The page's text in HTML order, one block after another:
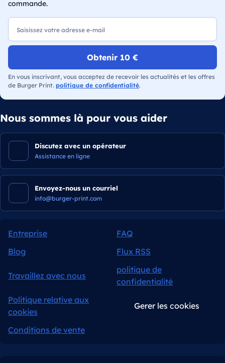
commande.
E-mail
Obtenir 10 €
En vous inscrivant, vous acceptez de recevoir les actualités et les offres
de Burger Print. politique de confidentialité.
Nous sommes là pour vous aider
Discutez avec un opérateur
Assistance en ligne
Envoyez-nous un courriel
info@burger-print.com
Entreprise
FAQ
Blog
Flux RSS
Travaillez avec nous
politique de
confidentialité
Politique relative aux
cookies
Gerer les cookies
Conditions de vente